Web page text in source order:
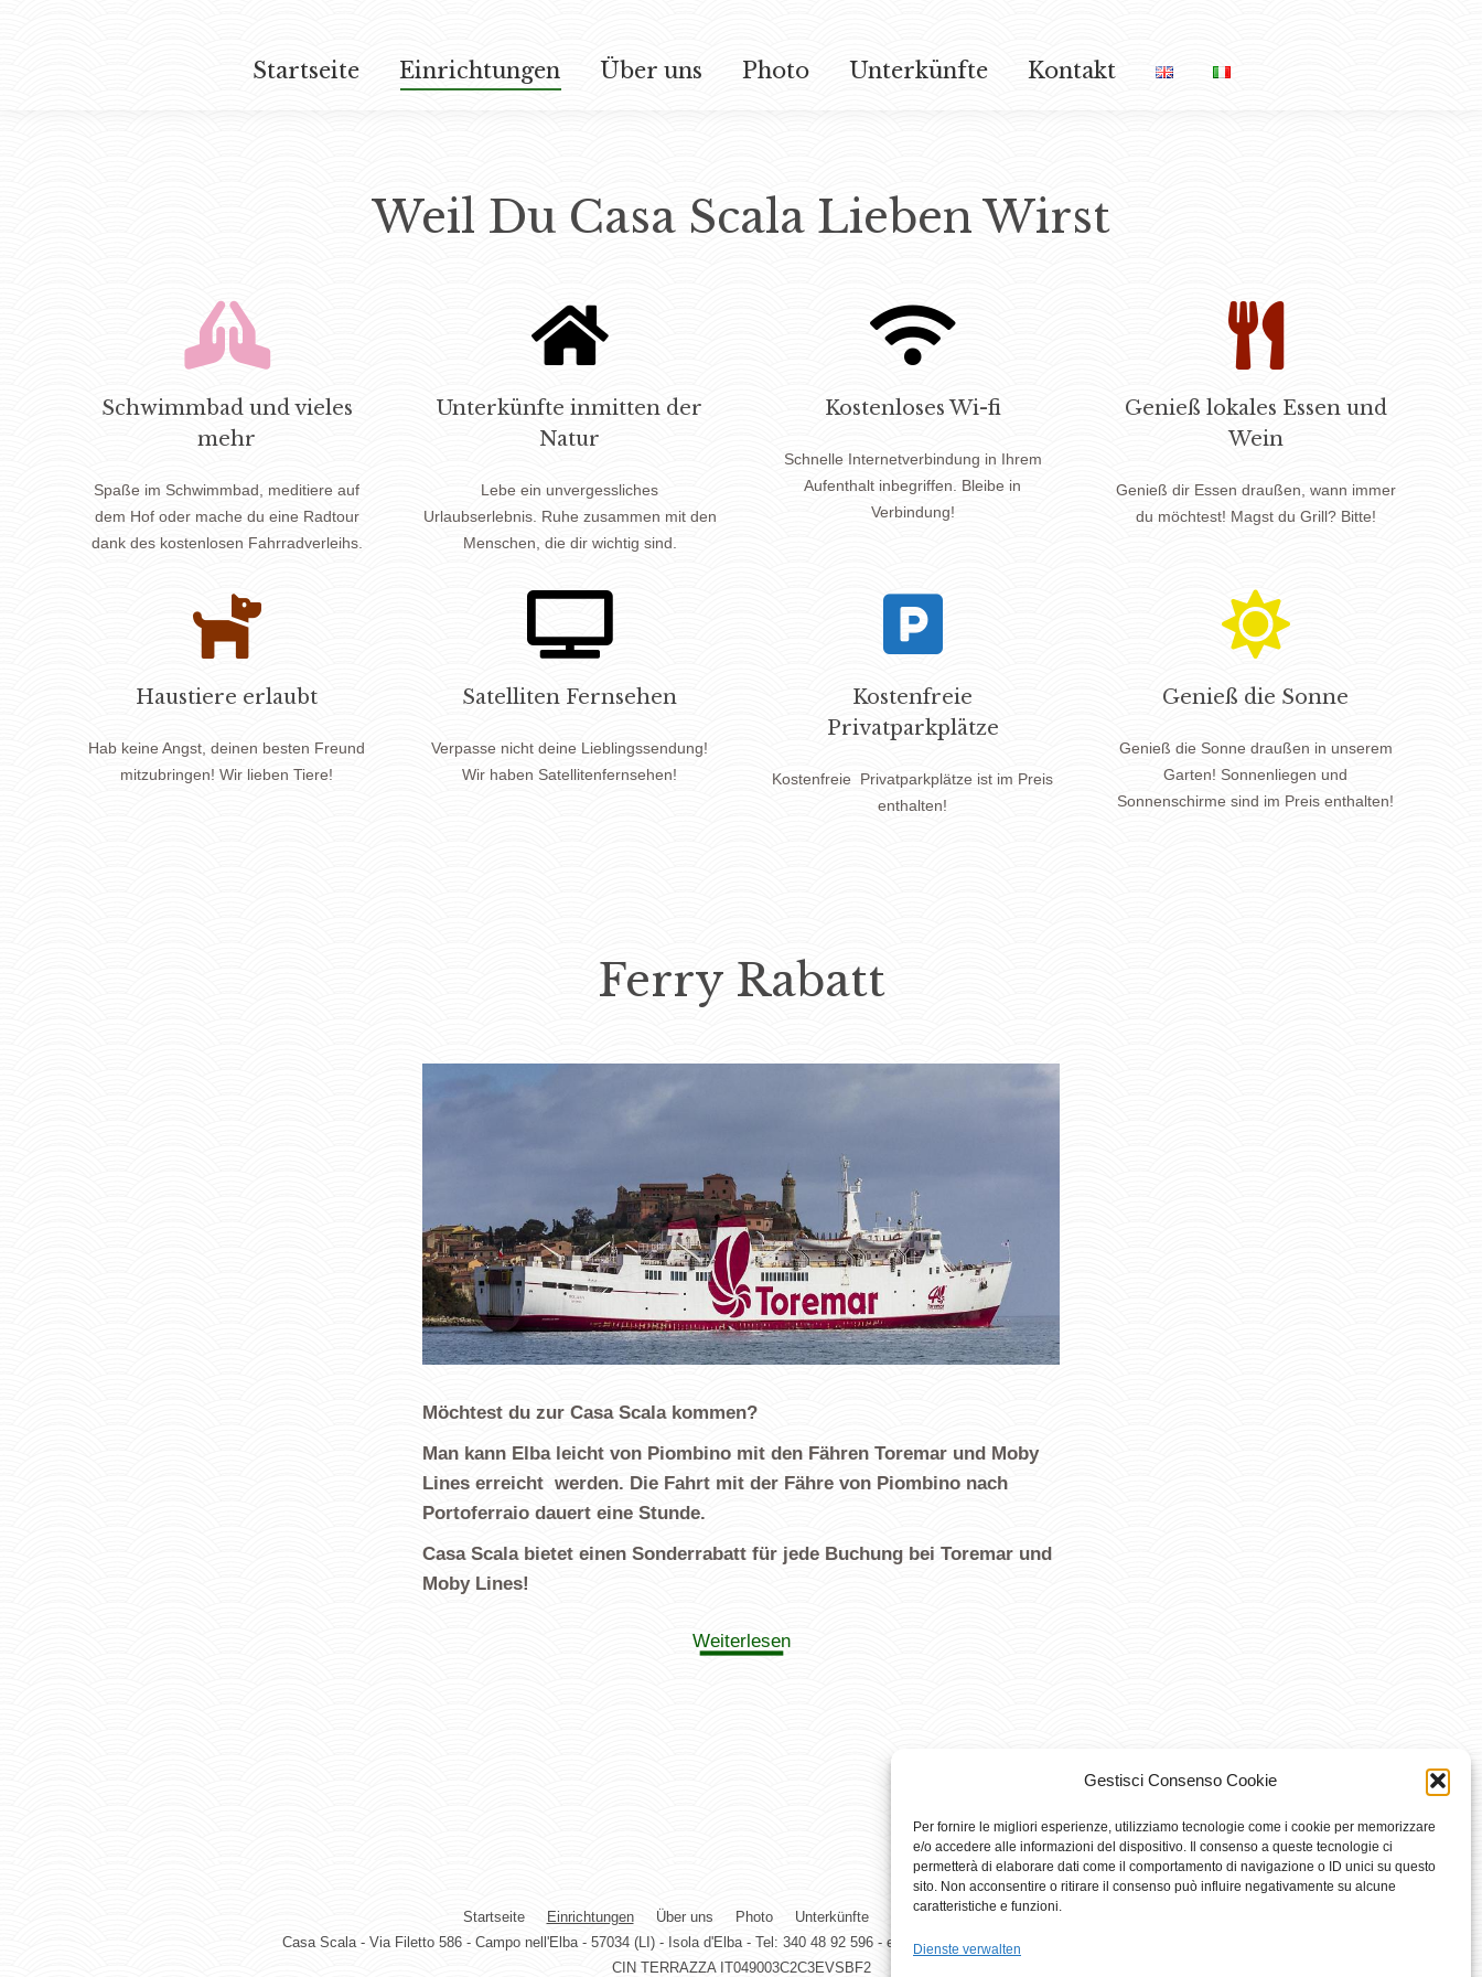
Gestisci Consenso Cookie
Per fornire le migliori esperienze, utilizziamo tecnologie come i cookie per memorizzare
e/o accedere alle informazioni del dispositivo. Il consenso a queste tecnologie ci
permetterà di elaborare dati come il comportamento di navigazione o ID unici su questo
sito. Non acconsentire o ritirare il consenso può influire negativamente su alcune
caratteristiche e funzioni.
Dienste verwalten
Startseite Einrichtungen Über uns Photo Unterkünfte Kontakt
Weil Du Casa Scala Lieben Wirst
Schwimmbad und vieles
mehr
Spaße im Schwimmbad, meditiere auf
dem Hof ​​oder mache du eine Radtour
dank des kostenlosen Fahrradverleihs.
Unterkünfte inmitten der
Natur
Lebe ein unvergessliches
Urlaubserlebnis. Ruhe zusammen mit den
Menschen, die dir wichtig sind.
Kostenloses Wi-fi
Schnelle Internetverbindung in Ihrem
Aufenthalt inbegriffen. Bleibe in
Verbindung!
Genieß lokales Essen und
Wein
Genieß dir Essen draußen, wann immer
du möchtest! Magst du Grill? Bitte!
Haustiere erlaubt
Hab keine Angst, deinen besten Freund
mitzubringen! Wir lieben Tiere!
Satelliten Fernsehen
Verpasse nicht deine Lieblingssendung!
Wir haben Satellitenfernsehen!
Kostenfreie
Privatparkplätze
Kostenfreie Privatparkplätze ist im Preis
enthalten!
Genieß die Sonne
Genieß die Sonne draußen in unserem
Garten! Sonnenliegen und
Sonnenschirme sind im Preis enthalten!
Ferry Rabatt
Möchtest du zur Casa Scala kommen?
Man kann Elba leicht von Piombino mit den Fähren Toremar und Moby
Lines erreicht werden. Die Fahrt mit der Fähre von Piombino nach
Portoferraio dauert eine Stunde.
Casa Scala bietet einen Sonderrabatt für jede Buchung bei Toremar und
Moby Lines!
Weiterlesen
Startseite Einrichtungen Über uns Photo Unterkünfte
Casa Scala - Via Filetto 586 - Campo nell'Elba - 57034 (LI) - Isola d'Elba - Tel: 340 48 92 596 - elbacasascala@gmail.com - P. IVA 02091340493
CIN TERRAZZA IT049003C2C3EVSBF2
Startseite Einrichtungen Über uns Photo Unterkünfte Kontakt